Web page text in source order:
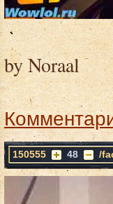
by Noraal
150555 48 /